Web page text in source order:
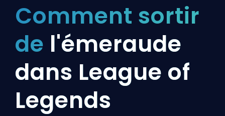
Comment sortir
de l'émeraude
dans League of
Legends